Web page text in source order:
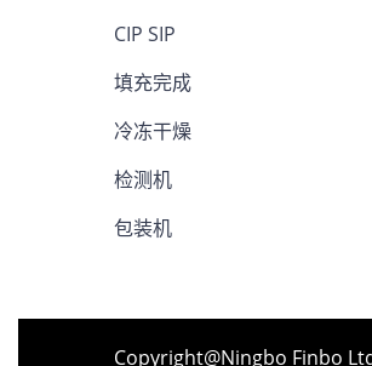
CIP SIP
填充完成
冷冻干燥
检测机
包装机
Copyright@Ningbo Finbo